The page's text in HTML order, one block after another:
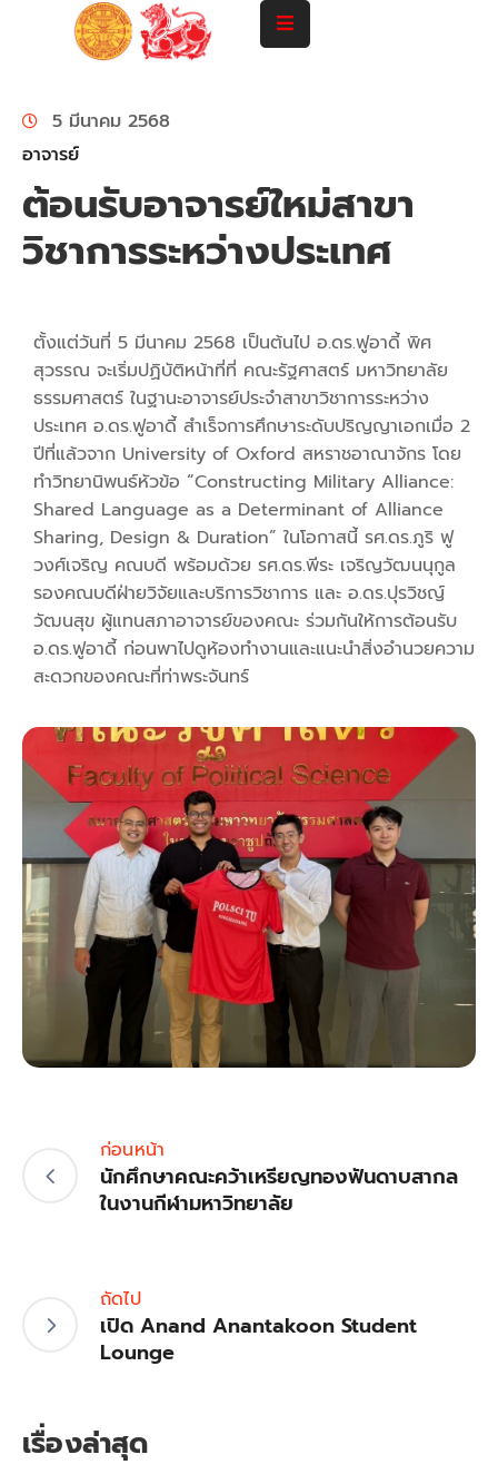
คณะ
ตรี
ปริญญา
คณาจารย์
บริการ
วิชาการ
และ
ความ
ร่วม
มือ
ติดต่อ
คณะ
English
5 มีนาคม 2568
อาจารย์
ต้อนรับอาจารย์ใหม่สาขา
วิชาการระหว่างประเทศ
ตั้งแต่วันที่ 5 มีนาคม 2568 เป็นต้นไป อ.ดร.ฟูอาดี้ พิศ
สุวรรณ จะเริ่มปฏิบัติหน้าที่ที่ คณะรัฐศาสตร์ มหาวิทยาลัย
ธรรมศาสตร์ ในฐานะอาจารย์ประจำสาขาวิชาการระหว่าง
ประเทศ อ.ดร.ฟูอาดี้ สำเร็จการศึกษาระดับปริญญาเอกเมื่อ 2
ปีที่แล้วจาก University of Oxford สหราชอาณาจักร โดย
ทำวิทยานิพนธ์หัวข้อ “Constructing Military Alliance:
Shared Language as a Determinant of Alliance
Sharing, Design & Duration” ในโอกาสนี้ รศ.ดร.ภูริ ฟู
วงศ์เจริญ คณบดี พร้อมด้วย รศ.ดร.พีระ เจริญวัฒนนุกูล
รองคณบดีฝ่ายวิจัยและบริการวิชาการ และ อ.ดร.ปุรวิชญ์
วัฒนสุข ผู้แทนสภาอาจารย์ของคณะ ร่วมกันให้การต้อนรับ
อ.ดร.ฟูอาดี้ ก่อนพาไปดูห้องทำงานและแนะนำสิ่งอำนวยความ
สะดวกของคณะที่ท่าพระจันทร์
ก่อนหน้า
นักศึกษาคณะคว้าเหรียญทองฟันดาบสากล
ในงานกีฬามหาวิทยาลัย
ถัดไป
เปิด Anand Anantakoon Student
Lounge
เรื่องล่าสุด